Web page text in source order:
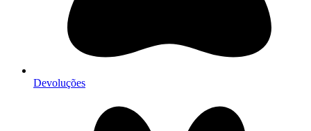
Devoluções